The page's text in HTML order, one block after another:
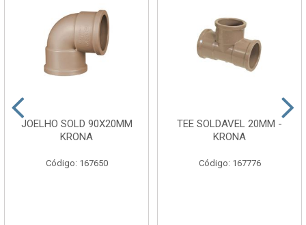
JOELHO SOLD 90X20MM
KRONA
Código: 167650
TEE SOLDAVEL 20MM -
KRONA
Código: 167776